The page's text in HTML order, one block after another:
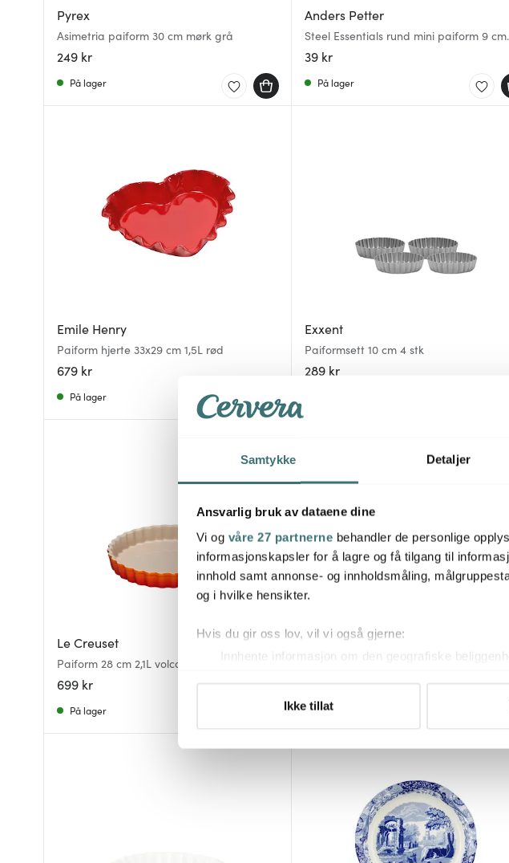
Samtykke Detaljer
Ansvarlig bruk av dataene dine
Vi og våre 27 partnerne behandler de personlige
informasjonskapsler for å lagre og få tilgang til
innhold samt annonse- og innholdsmåling,
og i hvilke hensikter.
Hvis du gir oss lov, vil vi også gjerne:
Innhente informasjon om den geografiske
Du kan hele tiden endre eller trekke tilbake ditt
sosiale medier, annonsering og analysearbeid, som
dem, eller som de har samlet inn gjennom din bruk av
Ikke tillat
Pyrex
Asimetria paiform 30 cm mørk grå
249 kr
På lager
Anders Petter
Steel Essentials rund mini paiform 9 cm
rustfritt stål
39 kr
På lager
Emile Henry
Paiform hjerte 33x29 cm 1,5L rød
679 kr
På lager
Exxent
Paiformsett 10 cm 4 stk
289 kr
Le Creuset
Paiform 28 cm 2,1L volcanic
699 kr
På lager
Gerbera
På lager